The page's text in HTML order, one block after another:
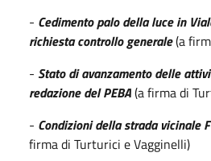
- Cedimento palo della luce in
richiesta controllo generale(a
- Stato di avanzamento delle
redazione del PEBA(a firma di
- Condizioni della strada vicinale
firma di Turturici e Vagginelli)